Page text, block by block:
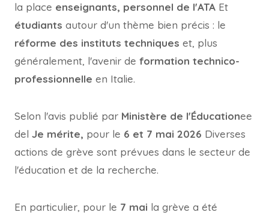
la place enseignants, personnel de l'ATA Et
étudiants autour d'un thème bien précis : le
réforme des instituts techniques et, plus
généralement, l'avenir de formation technico-
professionnelle en Italie.
Selon l'avis publié par Ministère de l'Éducationee
del Je mérite, pour le 6 et 7 mai 2026 Diverses
actions de grève sont prévues dans le secteur de
l'éducation et de la recherche.
En particulier, pour le 7 mai la grève a été